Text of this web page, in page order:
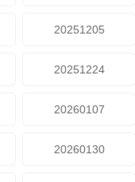
20251205
20251224
20260107
20260130